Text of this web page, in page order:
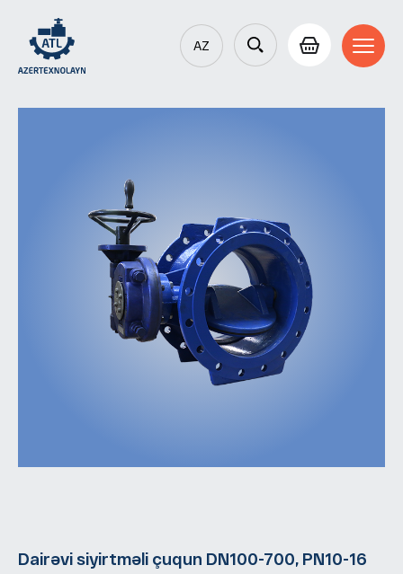
AZ
Dairəvi siyirtməli çuqun DN100-700, PN10-16